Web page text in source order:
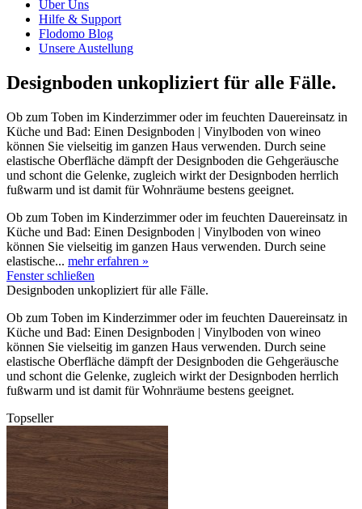
Über Uns
Hilfe & Support
Flodomo Blog
Unsere Austellung
Designboden unkopliziert für alle Fälle.
Ob zum Toben im Kinderzimmer oder im feuchten Dauereinsatz in
Küche und Bad: Einen Designboden | Vinylboden von wineo
können Sie vielseitig im ganzen Haus verwenden. Durch seine
elastische Oberfläche dämpft der Designboden die Gehgeräusche
und schont die Gelenke, zugleich wirkt der Designboden herrlich
fußwarm und ist damit für Wohnräume bestens geeignet.
Ob zum Toben im Kinderzimmer oder im feuchten Dauereinsatz in
Küche und Bad: Einen Designboden | Vinylboden von wineo
können Sie vielseitig im ganzen Haus verwenden. Durch seine
elastische... mehr erfahren »
Fenster schließen
Designboden unkopliziert für alle Fälle.
Ob zum Toben im Kinderzimmer oder im feuchten Dauereinsatz in
Küche und Bad: Einen Designboden | Vinylboden von wineo
können Sie vielseitig im ganzen Haus verwenden. Durch seine
elastische Oberfläche dämpft der Designboden die Gehgeräusche
und schont die Gelenke, zugleich wirkt der Designboden herrlich
fußwarm und ist damit für Wohnräume bestens geeignet.
Topseller